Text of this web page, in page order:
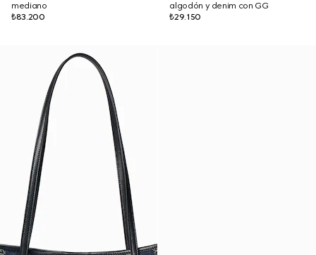
mediano
₺83.200
algodón y denim con GG
₺29.150